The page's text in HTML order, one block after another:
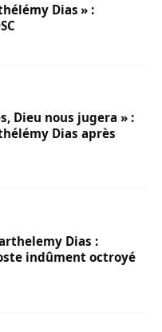
Dias » :
Dieu nous jugera » :
Dias après
Dias :
indûment octroyé